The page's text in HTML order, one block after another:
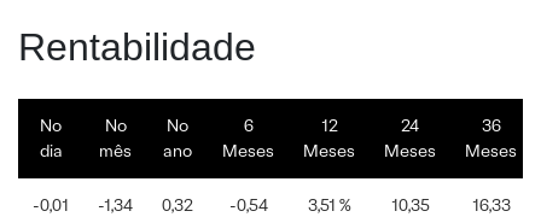
Rentabilidade
No
dia
No
mês
No
ano
6
Meses
12
Meses
24
Meses
36
Meses
-0,01
-1,34
0,32
-0,54
3,51 %
10,35
16,33